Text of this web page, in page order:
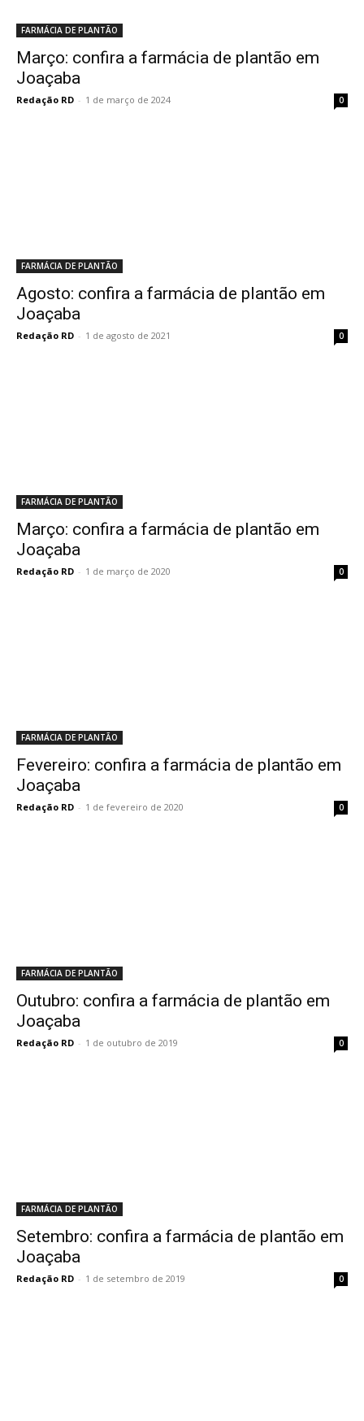
FARMÁCIA DE PLANTÃO
Março: confira a farmácia de plantão em
Joaçaba
Redação RD - 1 de março de 2024 0
FARMÁCIA DE PLANTÃO
Agosto: confira a farmácia de plantão em
Joaçaba
Redação RD - 1 de agosto de 2021 0
FARMÁCIA DE PLANTÃO
Março: confira a farmácia de plantão em
Joaçaba
Redação RD - 1 de março de 2020 0
FARMÁCIA DE PLANTÃO
Fevereiro: confira a farmácia de plantão em
Joaçaba
Redação RD - 1 de fevereiro de 2020 0
FARMÁCIA DE PLANTÃO
Outubro: confira a farmácia de plantão em
Joaçaba
Redação RD - 1 de outubro de 2019 0
FARMÁCIA DE PLANTÃO
Setembro: confira a farmácia de plantão em
Joaçaba
Redação RD - 1 de setembro de 2019 0